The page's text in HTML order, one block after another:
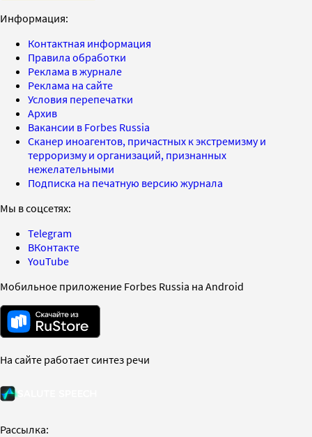
Информация:
Контактная информация
Правила обработки
Реклама в журнале
Реклама на сайте
Условия перепечатки
Архив
Вакансии в Forbes Russia
Сканер иноагентов, причастных к экстремизму и
терроризму и организаций, признанных
нежелательными
Подписка на печатную версию журнала
Мы в соцсетях:
Telegram
ВКонтакте
YouTube
Мобильное приложение Forbes Russia на Android
На сайте работает синтез речи
Рассылка: